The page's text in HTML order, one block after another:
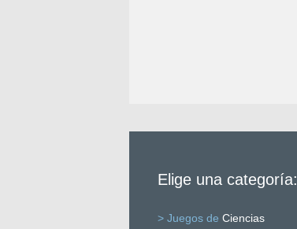
Elige una categoría:
> Juegos de Ciencias